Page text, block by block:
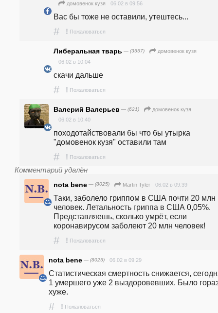
домовенок кузя 06.02 в 09:56
Вас бы тоже не оставили, утештесь...
# ! Пожаловаться
Либеральная тварь — (3557)
домовенок кузя
06.02 в 10:04
скачи дальше
# ! Пожаловаться
Валерий Валерьев — (621)
домовенок кузя
06.02 в 10:40
походотайствовали бы что бы утырка
"домовенок кузя" оставили там
# ! Пожаловаться
Комментарий удалён
nota bene — (8025) Martin Tyler 06.02 в 09:39
Таки, заболело гриппом в США почти 20 млн
человек. Летальность гриппа в США 0,05%.
Представляешь, сколько умрёт, если
коронавирусом заболеют 20 млн человек!
# ! Пожаловаться
nota bene — (8025) 06.02 в 09:29
Статистическая смертность снижается,
1 умершего уже 2 выздоровевших. Было
хуже.
# ! Пожаловаться